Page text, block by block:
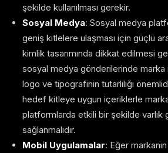
şekilde kullanılması gerekir.
Sosyal Medya: Sosyal medya
geniş kitlelere ulaşması için güçlü
kimlik tasarımında dikkat edilmesi
sosyal medya gönderilerinde marka
logo ve tipografinin tutarlılığı
hedef kitleye uygun içeriklerle
platformlarda etkili bir şekilde varlık
sağlanmalıdır.
Mobil Uygulamalar: Eğer